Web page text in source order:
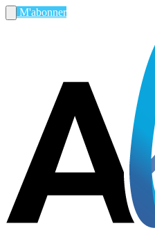
M'abonner